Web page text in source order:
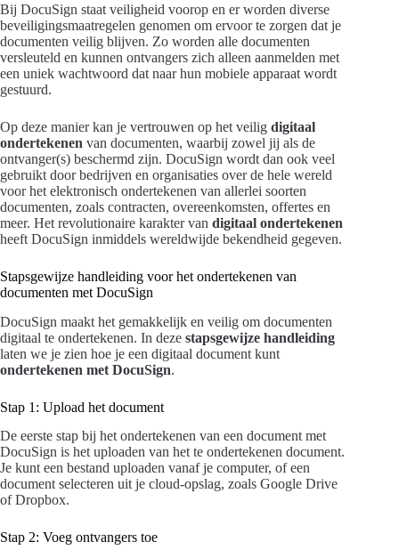
Bij DocuSign staat veiligheid voorop en er worden diverse
beveiligingsmaatregelen genomen om ervoor te zorgen dat je
documenten veilig blijven. Zo worden alle documenten
versleuteld en kunnen ontvangers zich alleen aanmelden met
een uniek wachtwoord dat naar hun mobiele apparaat wordt
gestuurd.
Op deze manier kan je vertrouwen op het veilig digitaal
ondertekenen van documenten, waarbij zowel jij als de
ontvanger(s) beschermd zijn. DocuSign wordt dan ook veel
gebruikt door bedrijven en organisaties over de hele wereld
voor het elektronisch ondertekenen van allerlei soorten
documenten, zoals contracten, overeenkomsten, offertes en
meer. Het revolutionaire karakter van digitaal ondertekenen
heeft DocuSign inmiddels wereldwijde bekendheid gegeven.
Stapsgewijze handleiding voor het ondertekenen van
documenten met DocuSign
DocuSign maakt het gemakkelijk en veilig om documenten
digitaal te ondertekenen. In deze stapsgewijze handleiding
laten we je zien hoe je een digitaal document kunt
ondertekenen met DocuSign.
Stap 1: Upload het document
De eerste stap bij het ondertekenen van een document met
DocuSign is het uploaden van het te ondertekenen document.
Je kunt een bestand uploaden vanaf je computer, of een
document selecteren uit je cloud-opslag, zoals Google Drive
of Dropbox.
Stap 2: Voeg ontvangers toe